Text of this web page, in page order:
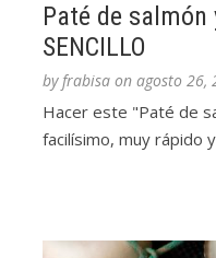
Paté de salmón
SENCILLO
byfrabisa on agosto 26,
Hacer este "Paté de
facilísimo, muy rápido